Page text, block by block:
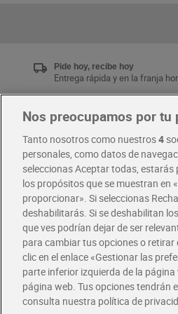
Pide hoy, recibe hoy
Entrega rápida y en la franja
Disfruta las ventajas y ofertas
Descárgate la APP Dia
RECETAS ·
Política de privacidad
Nos preocupamos por tu
Tanto nosotros como nuestros4
personales, como datos de
seleccionas Aceptar todas,
los propósitos que se muestran
proporcionar». Si seleccionas
deshabilitarás. Si se deshabilitan
que ves podrían dejar de ser
para cambiar tus opciones o
clic en el enlace «Gestionar las
parte inferior izquierda de la
página web. Tus opciones tendrán
consulta nuestra política de